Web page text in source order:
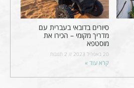
סיורים בדובאי בעברית עם
מדריך מקומי – הכירו את
מוסטפא
20 באפריל 2023
קרא עוד »